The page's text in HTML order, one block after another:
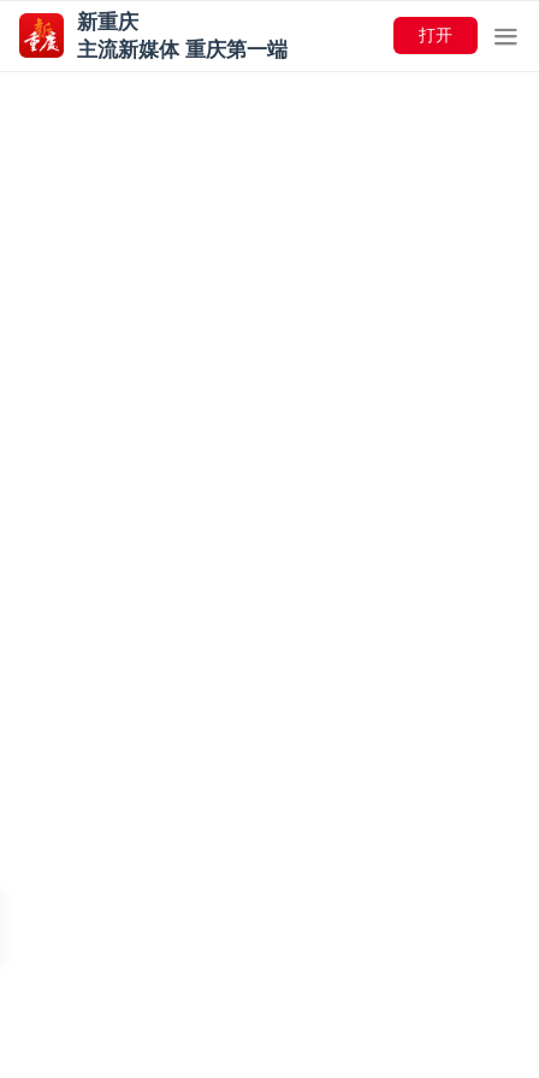
新重庆
主流新媒体 重庆第一端
打开